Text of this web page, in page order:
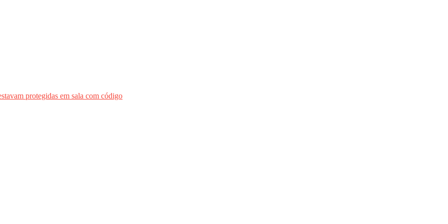
protegidas em sala com código